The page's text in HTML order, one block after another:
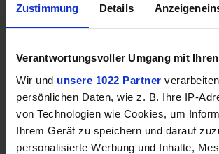
Zustimmung Details
Verantwortungsvoller Umgang mit
Wir und unsere 1022 Partner
persönlichen Daten, wie z. B. Ihre IP-
von Technologien wie Cookies, um
Ihrem Gerät zu speichern und darauf
personalisierte Werbung und Inhalte,
Mehr technische Daten
Hinweis: Unsere Links sind Affiliate Links. Wir
eine kleine Provision, ohne dass sich euer Preis
ZUM BESTPREIS